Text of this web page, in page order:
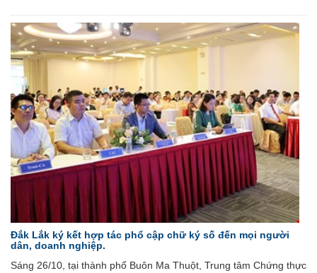
Đắk Lắk ký kết hợp tác phổ cập chữ ký số đến mọi người
dân, doanh nghiệp.
Sáng 26/10, tại thành phố Buôn Ma Thuột, Trung tâm Chứng thực